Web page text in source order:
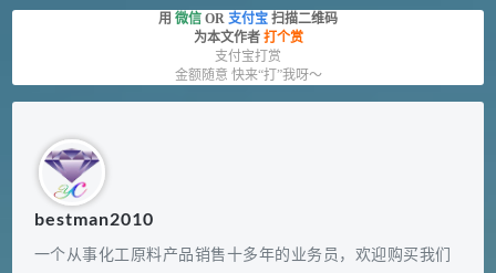
用 微信 OR 支付宝 扫描二维码
为本文作者 打个赏
支付宝打赏
金额随意 快来“打”我呀～
bestman2010
一个从事化工原料产品销售十多年的业务员，欢迎购买我们